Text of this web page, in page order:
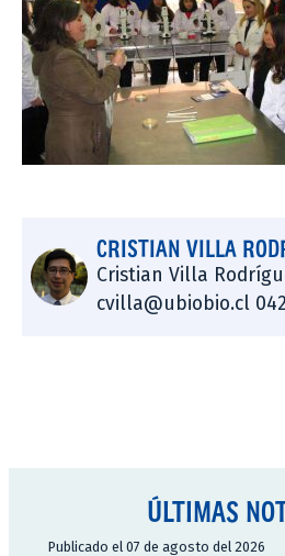
CRISTIAN VILLA
Cristian Villa
cvilla@ubiobio.cl
ÚLTIMAS
Publicado el 07 de agosto del 2026